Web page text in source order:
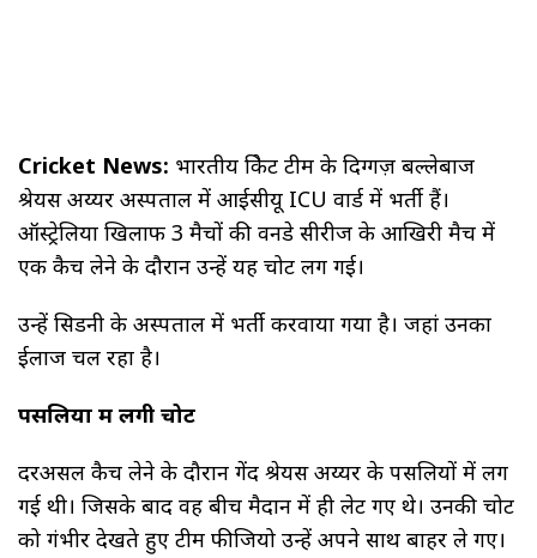
Cricket News: भारतीय क्रिकेट टीम के दिग्गज़ बल्लेबाज
श्रेयस अय्यर अस्पताल में आईसीयू ICU वार्ड में भर्ती हैं।
ऑस्ट्रेलिया खिलाफ 3 मैचों की वनडे सीरीज के आखिरी मैच में
एक कैच लेने के दौरान उन्हें यह चोट लग गई।
उन्हें सिडनी के अस्पताल में भर्ती करवाया गया है। जहां उनका
ईलाज चल रहा है।
पसलियों में लगी चोट
दरअसल कैच लेने के दौरान गेंद श्रेयस अय्यर के पसलियों में लग
गई थी। जिसके बाद वह बीच मैदान में ही लेट गए थे। उनकी चोट
को गंभीर देखते हुए टीम फीजियो उन्हें अपने साथ बाहर ले गए।